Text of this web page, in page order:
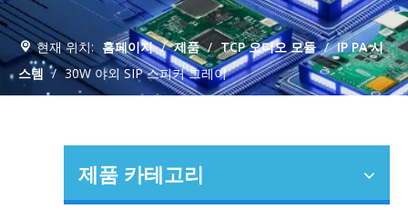
현재 위치: 홈페이지 / 제품 / TCP 오디오 모듈 / IP PA 시
스템 / 30W 야외 SIP 스피커 그레이
제품 카테고리